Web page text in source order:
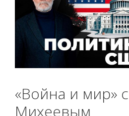
«Война и мир»
Михеевым